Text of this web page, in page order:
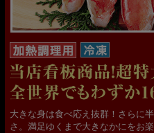
大きな身は食べ応え抜群！さらに
さ。満足ゆくまで大きなかにをお